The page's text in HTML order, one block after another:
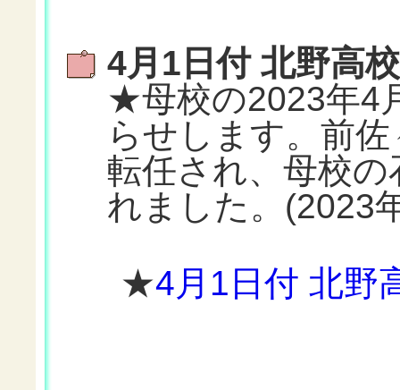
4月1日付 北野高
★母校の2023年4
らせします。前
転任され、母校
れました。(2023
★4月1日付 北野